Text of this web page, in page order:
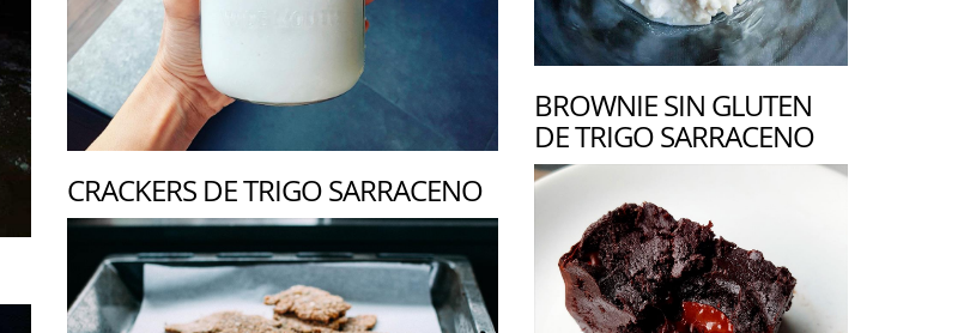
CRACKERS DE TRIGO SARRACENO
BROWNIE SIN GLUTEN
DE TRIGO SARRACENO